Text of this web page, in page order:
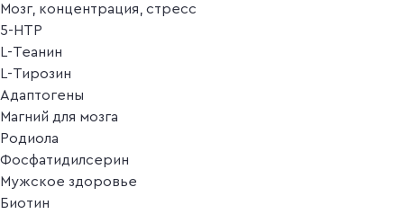
Мозг, концентрация, стресс
5-HTP
L-Теанин
L-Тирозин
Адаптогены
Магний для мозга
Родиола
Фосфатидилсерин
Мужское здоровье
Биотин